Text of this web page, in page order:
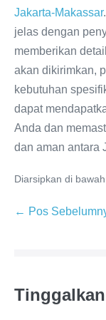
Jakarta-Makassar
jelas dengan
memberikan
akan dikirimkan,
kebutuhan
dapat
Anda dan
dan aman antara
Diarsipkan di
Navigasi
← Pos